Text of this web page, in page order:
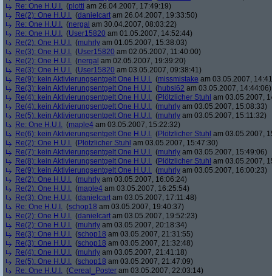
Re: One H.U.I. (plotti am 26.04.2007, 17:49:19)
Re(2): One H.U.I. (danielcart am 26.04.2007, 19:33:50)
Re: One H.U.I. (nergal am 30.04.2007, 08:03:22)
Re: One H.U.I. (User15820 am 01.05.2007, 14:52:44)
Re(2): One H.U.I. (muhrly am 01.05.2007, 15:38:03)
Re(3): One H.U.I. (User15820 am 02.05.2007, 11:40:00)
Re(2): One H.U.I. (nergal am 02.05.2007, 19:39:20)
Re(3): One H.U.I. (User15820 am 03.05.2007, 09:38:41)
Re(9): kein Aktivierungsentgelt One H.U.I. (missmistake am 03.05.2007,
Re(3): kein Aktivierungsentgelt One H.U.I. (hubsi62 am 03.05.2007, 14:44:06)
Re(4): kein Aktivierungsentgelt One H.U.I. (Plötzlicher Stuhl am 03.05.2007,
Re(4): kein Aktivierungsentgelt One H.U.I. (muhrly am 03.05.2007, 15:08:33)
Re(5): kein Aktivierungsentgelt One H.U.I. (muhrly am 03.05.2007, 15:11:32)
Re: One H.U.I. (maple4 am 03.05.2007, 15:22:32)
Re(6): kein Aktivierungsentgelt One H.U.I. (Plötzlicher Stuhl am 03.05.2007,
Re(2): One H.U.I. (Plötzlicher Stuhl am 03.05.2007, 15:47:30)
Re(7): kein Aktivierungsentgelt One H.U.I. (muhrly am 03.05.2007, 15:49:06)
Re(8): kein Aktivierungsentgelt One H.U.I. (Plötzlicher Stuhl am 03.05.2007,
Re(9): kein Aktivierungsentgelt One H.U.I. (muhrly am 03.05.2007, 16:00:23)
Re(2): One H.U.I. (muhrly am 03.05.2007, 16:06:24)
Re(2): One H.U.I. (maple4 am 03.05.2007, 16:25:54)
Re(3): One H.U.I. (danielcart am 03.05.2007, 17:11:48)
Re: One H.U.I. (schop18 am 03.05.2007, 19:40:37)
Re(2): One H.U.I. (danielcart am 03.05.2007, 19:52:23)
Re(2): One H.U.I. (muhrly am 03.05.2007, 20:18:34)
Re(3): One H.U.I. (schop18 am 03.05.2007, 21:31:55)
Re(3): One H.U.I. (schop18 am 03.05.2007, 21:32:48)
Re(4): One H.U.I. (muhrly am 03.05.2007, 21:41:18)
Re(5): One H.U.I. (schop18 am 03.05.2007, 21:47:09)
Re: One H.U.I. (Cereal_Poster am 03.05.2007, 22:03:14)